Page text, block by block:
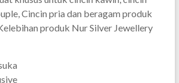
Cincin pria dan beragam produk
produk Nur Silver Jewellery